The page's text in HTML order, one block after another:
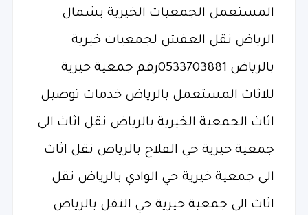
المستعمل الجمعيات الخيرية بشمال
الرياض نقل العفش لجمعيات خيرية
بالرياض 0533703881رقم جمعية خيرية
للاثاث المستعمل بالرياض خدمات توصيل
اثاث الجمعية الخيرية بالرياض نقل اثاث الى
جمعية خيرية حي الفلاح بالرياض نقل اثاث
الى جمعية خيرية حي الوادي بالرياض نقل
اثاث الى جمعية خيرية حي النفل بالرياض